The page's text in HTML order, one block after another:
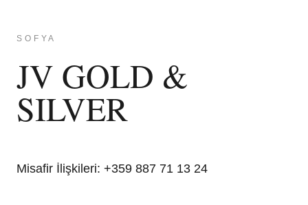
SOFYA
JV GOLD &
SILVER
Misafir İlişkileri: +359 887 71 13 24